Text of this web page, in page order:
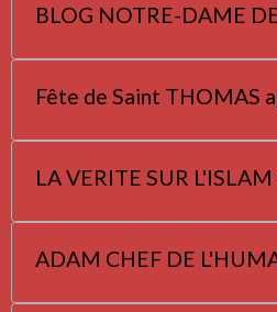
BLOG NOTRE-DAME
Fête de Saint THOMAS
LA VERITE SUR
ADAM CHEF DE